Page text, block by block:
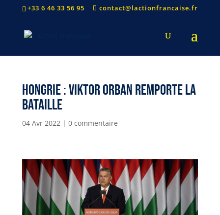
+33 6 46 33 56 95 contact@lactionfrancaise.fr
hongrie : Viktor orban remporte la
bataille
04 Avr 2022| 0 commentaire